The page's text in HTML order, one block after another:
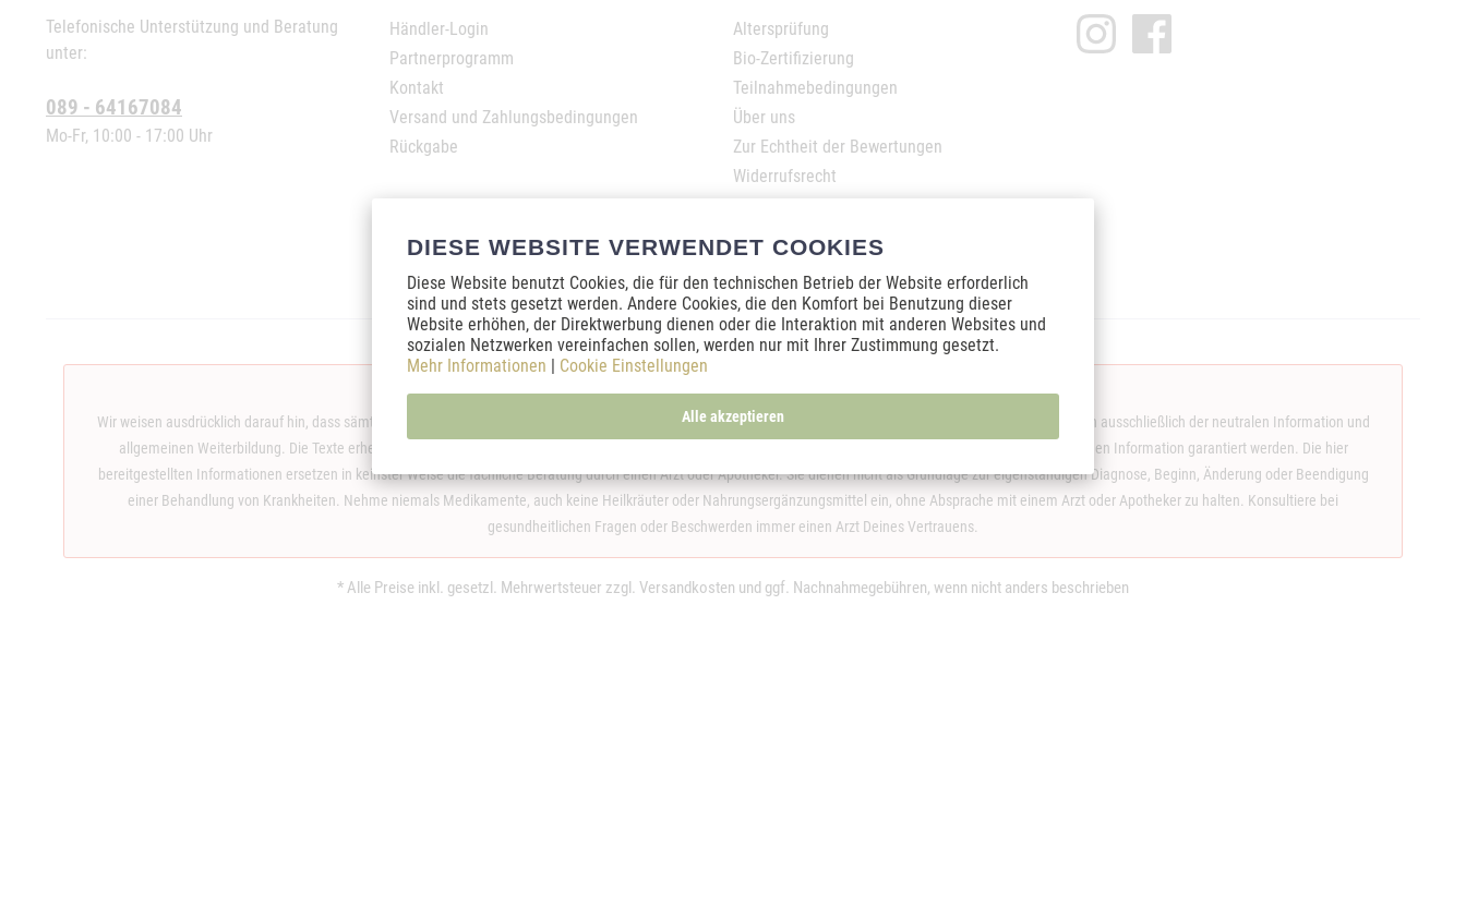
Telefonische Unterstützung und Beratung
unter:
089 - 64167084
Mo-Fr, 10:00 - 17:00 Uhr
Händler-Login
Partnerprogramm
Kontakt
Versand und Zahlungsbedingungen
Rückgabe
Altersprüfung
Bio-Zertifizierung
Teilnahmebedingungen
Über uns
Zur Echtheit der Bewertungen
Widerrufsrecht
AGB
Haftungsausschluss und allgemeiner Hinweis zu medizinischen Themen:
Wir weisen ausdrücklich darauf hin, dass sämtliche Inhalte auf den Internet-Seiten von thankyoujane.de keine Heilaussagen sind. Die hier dargestellten Inhalte dienen ausschließlich der neutralen Information und
allgemeinen Weiterbildung. Die Texte erheben weder einen Anspruch auf Vollständigkeit noch kann die Aktualität, Richtigkeit und Ausgewogenheit der dargebotenen Information garantiert werden. Die hier
bereitgestellten Informationen ersetzen in keinster Weise die fachliche Beratung durch einen Arzt oder Apotheker. Sie dienen nicht als Grundlage zur eigenständigen Diagnose, Beginn, Änderung oder Beendigung
einer Behandlung von Krankheiten. Nehme niemals Medikamente, auch keine Heilkräuter oder Nahrungsergänzungsmittel ein, ohne Absprache mit einem Arzt oder Apotheker zu halten. Konsultiere bei
gesundheitlichen Fragen oder Beschwerden immer einen Arzt Deines Vertrauens.
* Alle Preise inkl. gesetzl. Mehrwertsteuer zzgl. Versandkosten und ggf. Nachnahmegebühren, wenn nicht anders beschrieben
DIESE WEBSITE VERWENDET COOKIES
Diese Website benutzt Cookies, die für den technischen Betrieb der Website erforderlich
sind und stets gesetzt werden. Andere Cookies, die den Komfort bei Benutzung dieser
Website erhöhen, der Direktwerbung dienen oder die Interaktion mit anderen Websites und
sozialen Netzwerken vereinfachen sollen, werden nur mit Ihrer Zustimmung gesetzt.
Mehr Informationen | Cookie Einstellungen
Alle akzeptieren